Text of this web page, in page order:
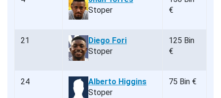
Stoper
€
21
Diego Fori
Stoper
125 Bin
€
24
Alberto Higgins
Stoper
75 Bin €